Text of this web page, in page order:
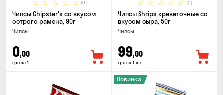
(0)
Чипсы Chipster's со вкусом
острого рамена, 90г
Чипсы
0,00
грн за 1
(0)
Чипсы Shrips креветочные со
вкусом сыра, 50г
Чипсы
99,00
грн за 1 шт
Новинка